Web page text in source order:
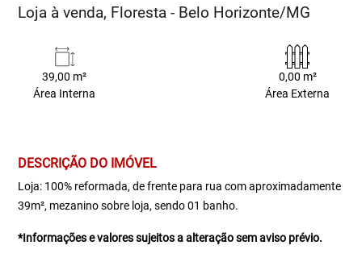
Loja à venda, Floresta - Belo Horizonte/MG
39,00 m²
Área Interna
0,00 m²
Área Externa
DESCRIÇÃO DO IMÓVEL
Loja: 100% reformada, de frente para rua com aproximadamente
39m², mezanino sobre loja, sendo 01 banho.
*Informações e valores sujeitos a alteração sem aviso prévio.